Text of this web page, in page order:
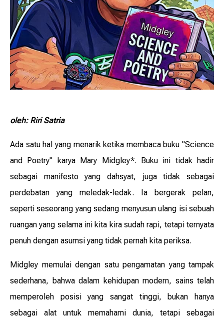
oleh: Riri Satria
Ada satu hal yang menarik ketika membaca buku "Science
and Poetry" karya Mary Midgley*. Buku ini tidak hadir
sebagai manifesto yang dahsyat, juga tidak sebagai
perdebatan yang meledak-ledak. Ia bergerak pelan,
seperti seseorang yang sedang menyusun ulang isi sebuah
ruangan yang selama ini kita kira sudah rapi, tetapi ternyata
penuh dengan asumsi yang tidak pernah kita periksa.
Midgley memulai dengan satu pengamatan yang tampak
sederhana, bahwa dalam kehidupan modern, sains telah
memperoleh posisi yang sangat tinggi, bukan hanya
sebagai alat untuk memahami dunia, tetapi sebagai